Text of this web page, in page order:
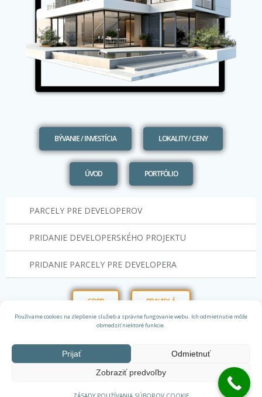
Používame cookies na zlepšenie služieb a správne fungovanie webu. Ich odmietnutie môže
obmedziť niektoré funkcie.
Prijať
Odmietnuť
Zobraziť predvoľby
BÝVANIE / INVESTÍCIA LOKALITY / CENY
ÚVOD PORTFÓLIO
PARCELY PRE DEVELOPEROV
PRIDANIE DEVELOPERSKÉHO PROJEKTU
PRIDANIE PARCELY PRE DEVELOPERA
GDPR PRAVIDLÁ